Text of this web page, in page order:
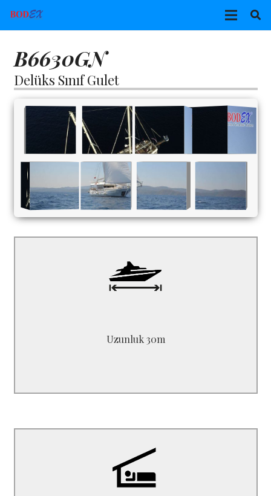
B6630GN
Delüks Sınıf Gulet
Uzunluk 30m
B6630GN
Uzunluk 30.00 m
B6630GN
2 Masters
4 * Double/Twin